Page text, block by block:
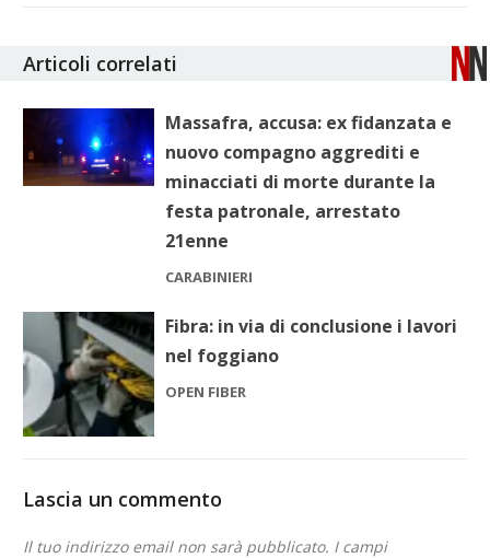
Articoli correlati
Massafra, accusa: ex fidanzata e
nuovo compagno aggrediti e
minacciati di morte durante la
festa patronale, arrestato
21enne
CARABINIERI
Fibra: in via di conclusione i lavori
nel foggiano
OPEN FIBER
Lascia un commento
Il tuo indirizzo email non sarà pubblicato. I campi